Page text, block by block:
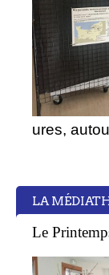
ures,
LA
Le